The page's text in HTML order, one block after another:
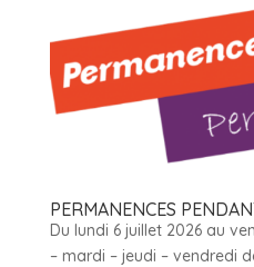
PERMANENCES
Du lundi 6 juillet 2026 au
– mardi – jeudi – vendredi